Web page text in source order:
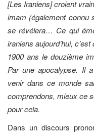
[Les Iraniens] croient
imam (également connu
se révélera… Ce qui
iraniens aujourd’hui,
1900 ans le douzième
Par une apocalypse. Il
venir dans ce monde
comprendons, mieux ce
pour cela.
Dans un discours